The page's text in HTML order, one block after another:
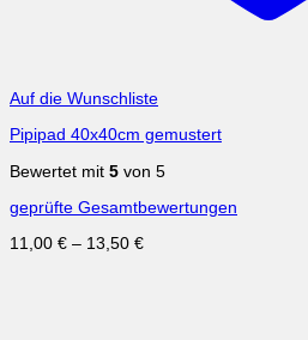
Auf die Wunschliste
Pipipad 40x40cm gemustert
Bewertet mit 5 von 5
geprüfte Gesamtbewertungen
11,00 € – 13,50 €